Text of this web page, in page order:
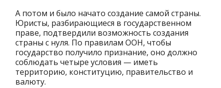
А потом и было начато создание самой страны.
Юристы, разбирающиеся в государственном
праве, подтвердили возможность создания
страны с нуля. По правилам ООН, чтобы
государство получило признание, оно должно
соблюдать четыре условия — иметь
территорию, конституцию, правительство и
валюту.